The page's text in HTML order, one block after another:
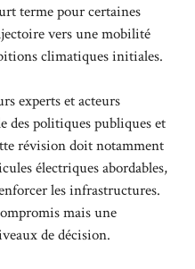
terme pour certaines
vers une mobilité
climatiques initiales.
experts et acteurs
des politiques publiques et
révision doit notamment
électriques abordables,
les infrastructures.
mais une
de décision.